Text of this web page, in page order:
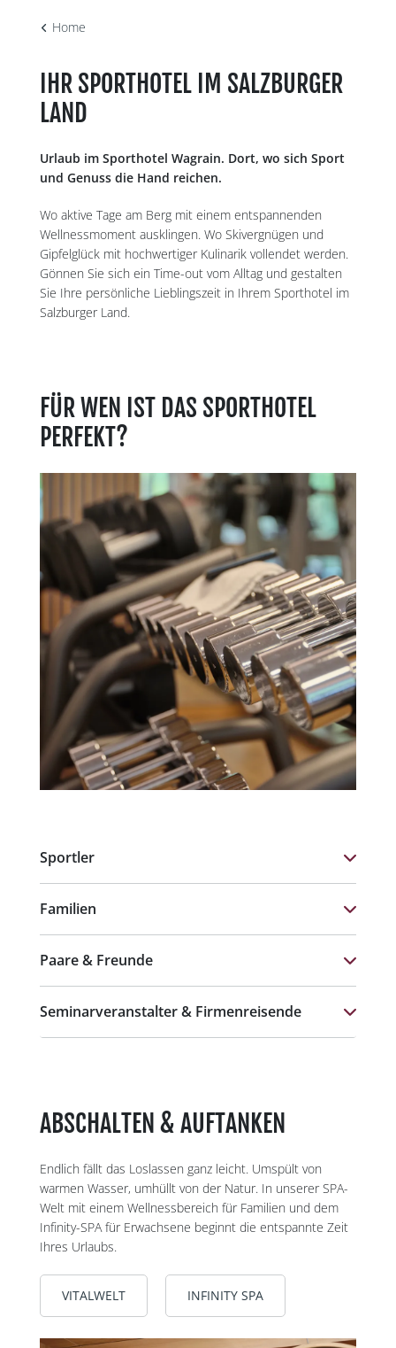
AUSZEIT IM
SPORTHOTEL
Home
IHR SPORTHOTEL IM SALZBURGER
LAND
Urlaub im Sporthotel Wagrain. Dort, wo sich Sport
und Genuss die Hand reichen.
Wo aktive Tage am Berg mit einem entspannenden
Wellnessmoment ausklingen. Wo Skivergnügen und
Gipfelglück mit hochwertiger Kulinarik vollendet werden.
Gönnen Sie sich ein Time-out vom Alltag und gestalten
Sie Ihre persönliche Lieblingszeit in Ihrem Sporthotel im
Salzburger Land.
FÜR WEN IST DAS SPORTHOTEL
PERFEKT?
Sportler
Familien
Paare & Freunde
Seminarveranstalter & Firmenreisende
ABSCHALTEN & AUFTANKEN
Endlich fällt das Loslassen ganz leicht. Umspült von
warmen Wasser, umhüllt von der Natur. In unserer SPA-
Welt mit einem Wellnessbereich für Familien und dem
Infinity-SPA für Erwachsene beginnt die entspannte Zeit
Ihres Urlaubs.
VITALWELT INFINITY SPA